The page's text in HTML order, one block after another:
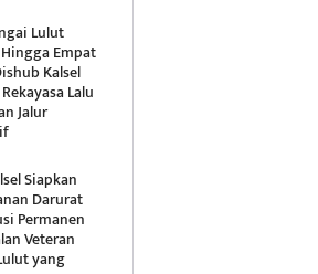
Lulut
Empat
Kalsel
Lalu
Jalur
Siapkan
Darurat
Permanen
Veteran
yang